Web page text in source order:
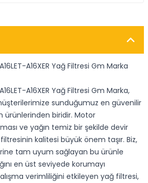
A16XER Yağ Filtresi Gm Marka
A16XER Yağ Filtresi Gm Marka,
sunduğumuz en güvenilir
ürünlerinden biridir. Motor
ve yağın temiz bir şekilde devir
kalitesi büyük önem taşır. Biz,
tam uyum sağlayan bu ürünle
en üst seviyede korumayı
verimliliğini etkileyen yağ filtresi,